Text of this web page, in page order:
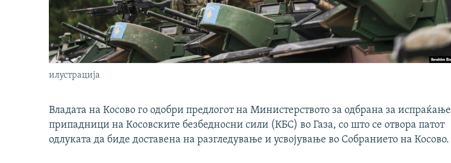
илустрација
Владата на Косово го одобри предлогот на Министерството за одбрана за испраќање
припадници на Косовските безбедносни сили (КБС) во Газа, со што се отвора патот
одлуката да биде доставена на разгледување и усвојување во Собранието на Косово.